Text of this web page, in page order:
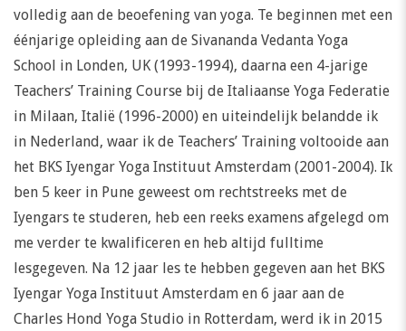
volledig aan de beoefening van yoga. Te beginnen met een
éénjarige opleiding aan de Sivananda Vedanta Yoga
School in Londen, UK (1993-1994), daarna een 4-jarige
Teachers’ Training Course bij de Italiaanse Yoga Federatie
in Milaan, Italië (1996-2000) en uiteindelijk belandde ik
in Nederland, waar ik de Teachers’ Training voltooide aan
het BKS Iyengar Yoga Instituut Amsterdam (2001-2004). Ik
ben 5 keer in Pune geweest om rechtstreeks met de
Iyengars te studeren, heb een reeks examens afgelegd om
me verder te kwalificeren en heb altijd fulltime
lesgegeven. Na 12 jaar les te hebben gegeven aan het BKS
Iyengar Yoga Instituut Amsterdam en 6 jaar aan de
Charles Hond Yoga Studio in Rotterdam, werd ik in 2015